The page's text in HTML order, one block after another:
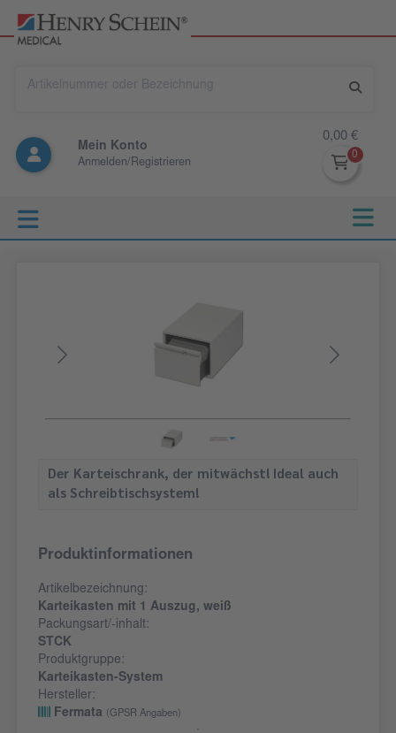
Mein Konto
Anmelden/Registrieren
0,00 €
Der Karteischrank, der mitwächst! Ideal auch
als Schreibtischsystem!
Produktinformationen
Artikelbezeichnung:
Karteikasten mit 1 Auszug, weiß
Packungsart/-inhalt:
STCK
Produktgruppe:
Karteikasten-System
Hersteller:
Fermata
(GPSR Angaben)